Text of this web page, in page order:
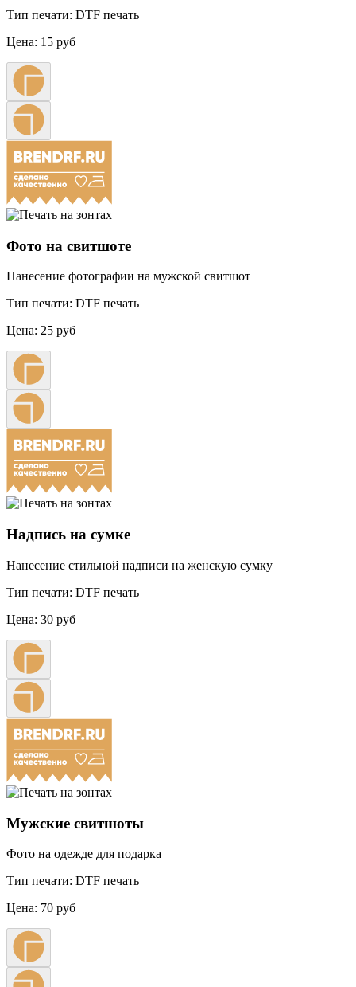
Тип печати: DTF печать
Цена: 15 руб
Фото на свитшоте
Нанесение фотографии на мужской свитшот
Тип печати: DTF печать
Цена: 25 руб
Надпись на сумке
Нанесение стильной надписи на женскую сумку
Тип печати: DTF печать
Цена: 30 руб
Мужские свитшоты
Фото на одежде для подарка
Тип печати: DTF печать
Цена: 70 руб